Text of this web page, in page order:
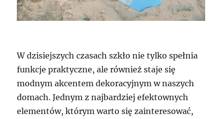
W dzisiejszych czasach szkło nie tylko spełnia
funkcje praktyczne, ale również staje się
modnym akcentem dekoracyjnym w naszych
domach. Jednym z najbardziej efektownych
elementów, którym warto się zainteresować,